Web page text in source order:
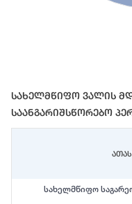
Სახელმწიფო Ვალის
Საანგარიშსწორებო
სახელმწიფო